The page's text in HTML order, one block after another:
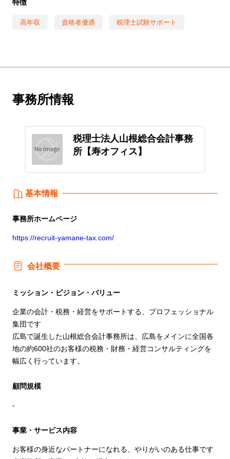
特徴
高年収 資格者優遇 税理士試験サポート
事務所情報
税理士法人山根総合会計事務
所【寿オフィス】
基本情報
事務所ホームページ
https://recruit-yamane-tax.com/
会社概要
ミッション・ビジョン・バリュー
企業の会計・税務・経営をサポートする、プロフェッショナル
集団です
広島で誕生した山根総合会計事務所は、広島をメインに全国各
地の約600社のお客様の税務・財務・経営コンサルティングを
幅広く行っています。
顧問規模
-
事業・サービス内容
お客様の身近なパートナーになれる、やりがいのある仕事です